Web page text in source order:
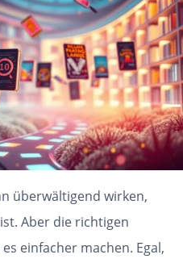
überwältigend wirken,
Aber die richtigen
einfacher machen. Egal,